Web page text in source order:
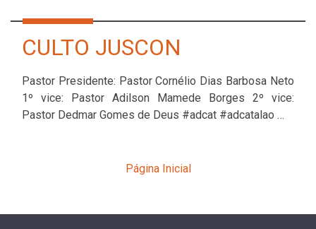
CULTO JUSCON
Pastor Presidente: Pastor Cornélio Dias Barbosa Neto
1º vice: Pastor Adilson Mamede Borges 2º vice:
Pastor Dedmar Gomes de Deus #adcat #adcatalao …
Página Inicial